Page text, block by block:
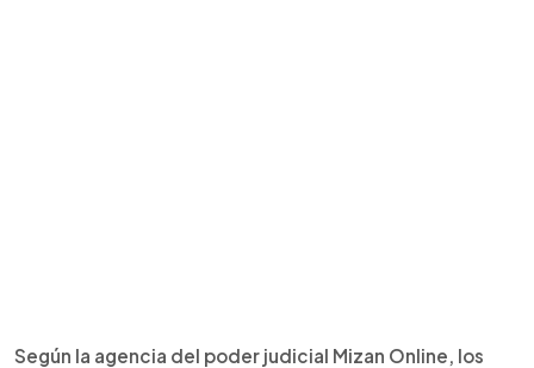
Según la agencia del poder judicial Mizan Online, los